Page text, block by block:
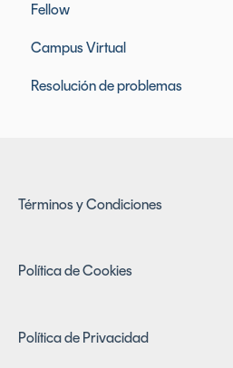
Eventos
Clases, contenidos y materiales
Facturación y pagos
Fellow
Campus Virtual
Resolución de problemas
Términos y Condiciones
Política de Cookies
Política de Privacidad